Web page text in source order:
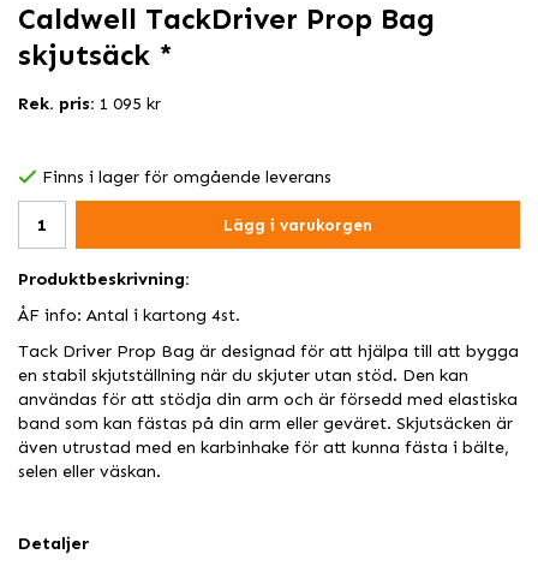
Caldwell TackDriver Prop Bag
skjutsäck *
Rek. pris: 1 095 kr
Finns i lager för omgående leverans
Lägg i varukorgen
Produktbeskrivning:
ÅF info: Antal i kartong 4st.
Tack Driver Prop Bag är designad för att hjälpa till att bygga
en stabil skjutställning när du skjuter utan stöd. Den kan
användas för att stödja din arm och är försedd med elastiska
band som kan fästas på din arm eller geväret. Skjutsäcken är
även utrustad med en karbinhake för att kunna fästa i bälte,
selen eller väskan.
Detaljer